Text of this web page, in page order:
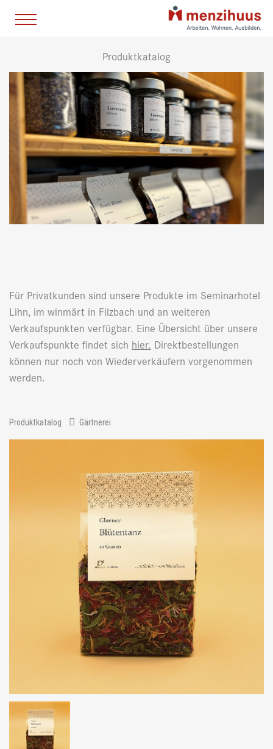
Produktkatalog
Für Privatkunden sind unsere Produkte im Seminarhotel
Lihn, im winmärt in Filzbach und an weiteren
Verkaufspunkten verfügbar. Eine Übersicht über unsere
Verkaufspunkte findet sich hier. Direktbestellungen
können nur noch von Wiederverkäufern vorgenommen
werden.
Produktkatalog Gärtnerei